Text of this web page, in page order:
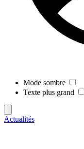
Mode sombre
Texte plus grand
Actualités